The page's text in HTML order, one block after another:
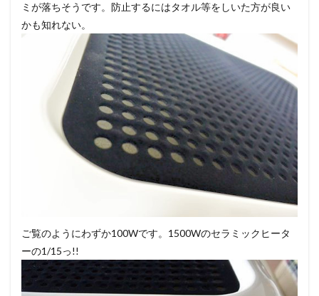
ミが落ちそうです。防止するにはタオル等をしいた方が良い
かも知れない。
ご覧のようにわずか100Wです。1500Wのセラミックヒータ
ーの1/15っ!!